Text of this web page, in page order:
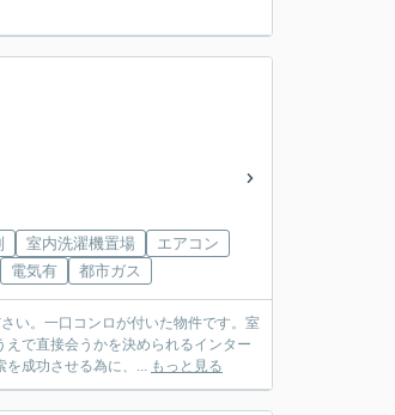
室内洗濯機置場
エアコン
電気有 都市ガス
い。一口コンロが付いた物件です。室
で直接会うかを決められるインター
を成功させる為に、... もっと見る